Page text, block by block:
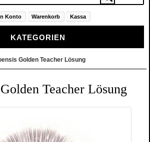
Konto Warenkorb Kassa
KATEGORIEN
Golden Teacher Lösung
Teacher Lösung